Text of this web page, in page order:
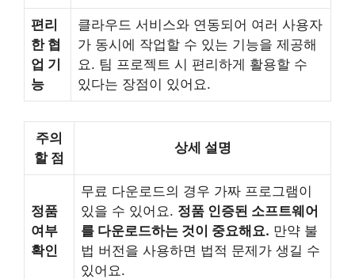
편리
한 협
업 기
능
클라우드 서비스와 연동되어 여러 사용자
가 동시에 작업할 수 있는 기능을 제공해
요. 팀 프로젝트 시 편리하게 활용할 수
있다는 장점이 있어요.
주의
할 점
상세 설명
정품
여부
확인
무료 다운로드의 경우 가짜 프로그램이
있을 수 있어요. 정품 인증된 소프트웨어
를 다운로드하는 것이 중요해요. 만약 불
법 버전을 사용하면 법적 문제가 생길 수
있어요.